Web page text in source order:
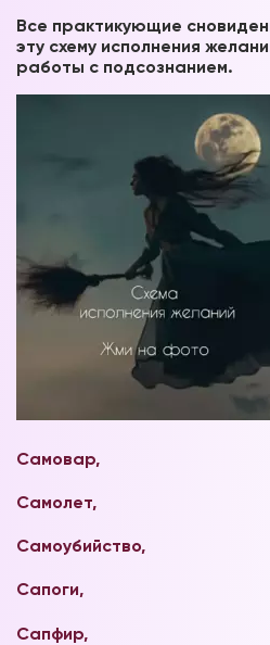
Все практикующие
эту схему исполнения
работы с подсознанием.
Самовар,
Самолет,
Самоубийство,
Сапоги,
Сапфир,